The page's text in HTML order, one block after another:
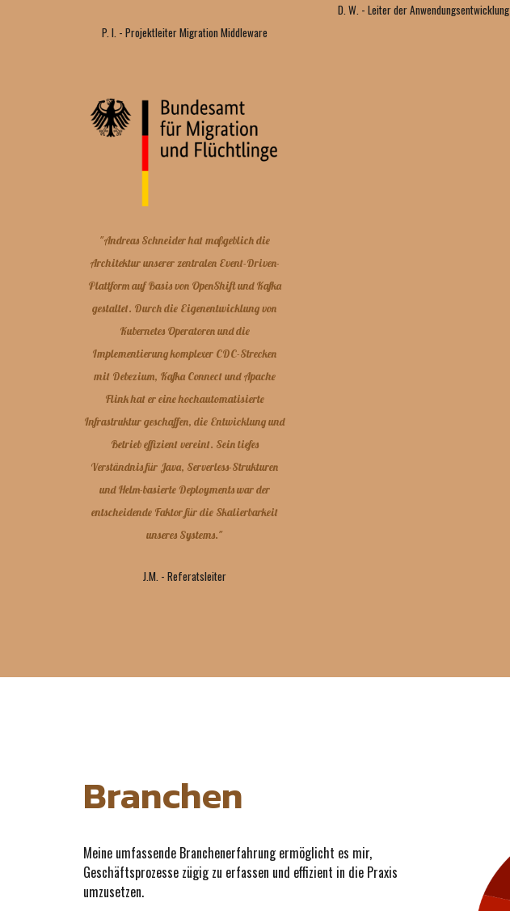
P. I. - Projektleiter Migration Middleware
D. W. - Leiter der Anwendungsentwicklung
"Andreas Schneider hat maßgeblich die
Architektur unserer zentralen Event-Driven-
Plattform auf Basis von OpenShift und Kafka
gestaltet. Durch die Eigenentwicklung von
Kubernetes Operatoren und die
Implementierung komplexer CDC-Strecken
mit Debezium, Kafka Connect und Apache
Flink hat er eine hochautomatisierte
Infrastruktur geschaffen, die Entwicklung und
Betrieb effizient vereint. Sein tiefes
Verständnis für Java, Serverless-Strukturen
und Helm-basierte Deployments war der
entscheidende Faktor für die Skalierbarkeit
unseres Systems."
J.M. - Referatsleiter
Branchen
Meine umfassende Branchenerfahrung ermöglicht es mir,
Geschäftsprozesse zügig zu erfassen und effizient in die Praxis
umzusetzen.